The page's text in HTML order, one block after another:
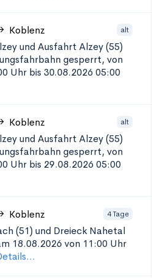
Koblenz alt
und Ausfahrt Alzey (55)
gesperrt, von
Uhr bis 30.08.2026 05:00
Koblenz alt
und Ausfahrt Alzey (55)
gesperrt, von
Uhr bis 29.08.2026 05:00
Koblenz 4 Tage
(51) und Dreieck Nahetal
18.08.2026 von 11:00 Uhr